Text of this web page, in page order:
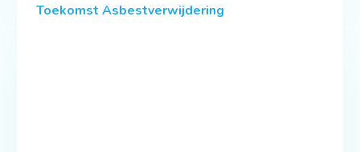
Toekomst Asbestverwijdering